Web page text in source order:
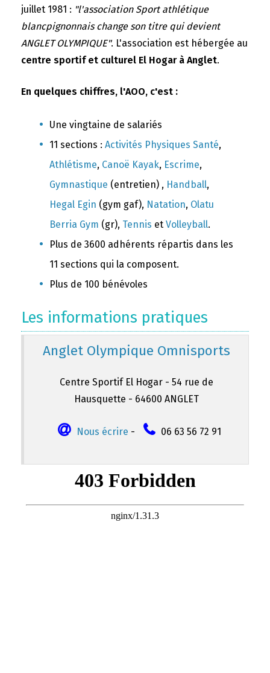
juillet 1981 : "l'association Sport athlétique
blancpignonnais change son titre qui devient
ANGLET OLYMPIQUE". L'association est hébergée au
centre sportif et culturel El Hogar à Anglet.
En quelques chiffres, l'AOO, c'est :
Une vingtaine de salariés
11 sections : Activités Physiques Santé,
Athlétisme, Canoë Kayak, Escrime,
Gymnastique (entretien) , Handball,
Hegal Egin (gym gaf), Natation, Olatu
Berria Gym (gr), Tennis et Volleyball.
Plus de 3600 adhérents répartis dans les
11 sections qui la composent.
Plus de 100 bénévoles
Les informations pratiques
Anglet Olympique Omnisports
Centre Sportif El Hogar - 54 rue de
Hausquette - 64600 ANGLET
Nous écrire - 06 63 56 72 91